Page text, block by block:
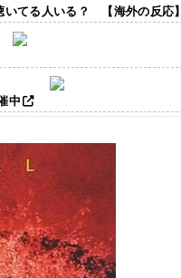
てる人いる？ 【海外の反応】
中